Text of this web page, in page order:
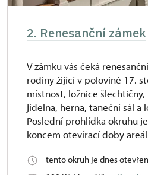
2. Renesanční zámek
V zámku vás čeká
rodiny žijící v polovině 17.
místnost, ložnice šlechtičny,
jídelna, herna, taneční sál a
Poslední prohlídka okruhu
koncem otevírací doby
tento okruh je dnes